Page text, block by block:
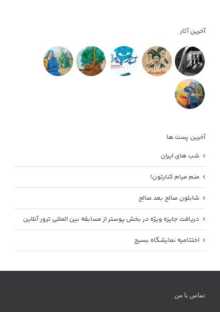
آخرین آثار
آخرین پست ها
شب های ایران
منم میام کنارتون!
شابلون صالح بعد صالح
دریافت جایزه ویژه در بخش پوستر از مسابقه بین المللی ترور آنلاین
اختتامیه نمایشگاه بسیج
تماس با من